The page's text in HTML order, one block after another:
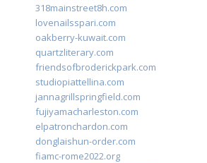
318mainstreet8h.com
lovenailsspari.com
oakberry-kuwait.com
quartzliterary.com
friendsofbroderickpark.com
studiopiattellina.com
jannagrillspringfield.com
fujiyamacharleston.com
elpatronchardon.com
donglaishun-order.com
fiamc-rome2022.org